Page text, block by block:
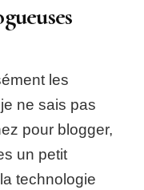
les
ne sais pas
pour blogger,
un petit
technologie